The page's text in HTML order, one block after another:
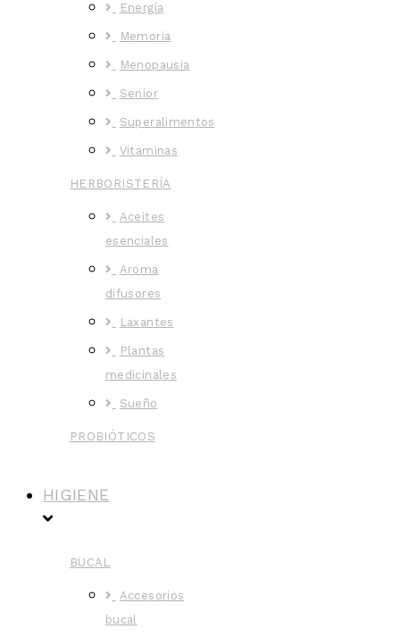
Energía
Memoria
Menopausia
Senior
Superalimentos
Vitaminas
HERBORISTERÍA
Aceites
esenciales
Aroma
difusores
Laxantes
Plantas
medicinales
Sueño
PROBIÓTICOS
HIGIENE
BUCAL
Accesorios
bucal